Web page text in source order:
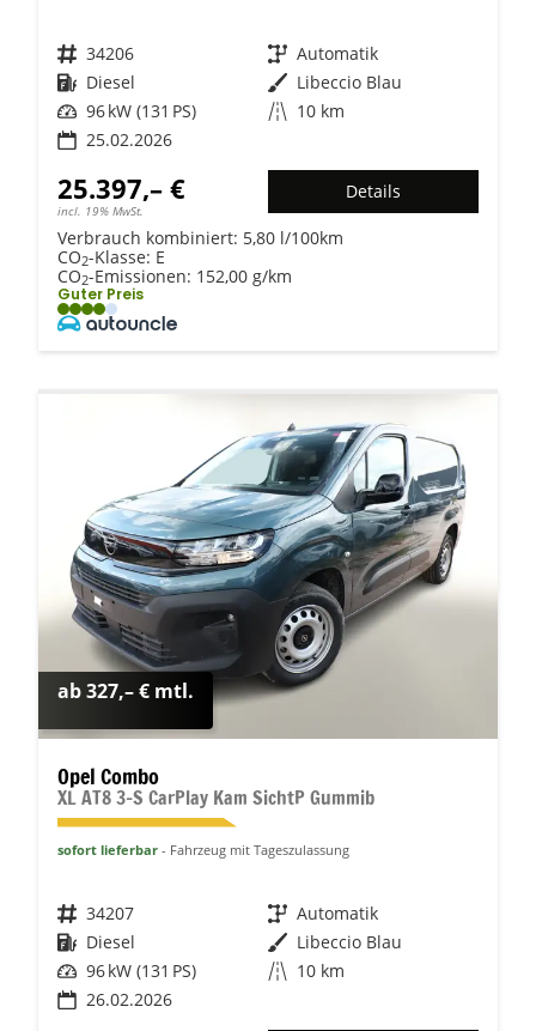
Fahrzeugnr. 34206 Getriebe Automatik
Kraftstoff Diesel Außenfarbe Libeccio Blau
Leistung 96 kW (131 PS) Kilometerstand 10 km
25.02.2026
25.397,– €
incl. 19% MwSt.
Details
Verbrauch kombiniert: 5,80 l/100km
CO2-Klasse: E
CO2-Emissionen: 152,00 g/km
Guter Preis
ab 327,– € mtl.
Opel Combo
XL AT8 3-S CarPlay Kam SichtP Gummib
sofort lieferbar Fahrzeug mit Tageszulassung
Fahrzeugnr. 34207 Getriebe Automatik
Kraftstoff Diesel Außenfarbe Libeccio Blau
Leistung 96 kW (131 PS) Kilometerstand 10 km
26.02.2026